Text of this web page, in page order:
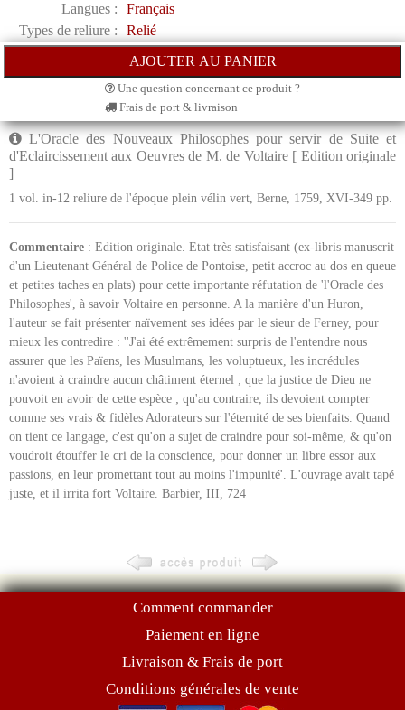
Langues :
Français
Types de reliure :
Relié
Une question concernant ce produit ?
Frais de port & livraison
L'Oracle des Nouveaux Philosophes pour servir de Suite et
d'Eclaircissement aux Oeuvres de M. de Voltaire [ Edition originale
]
1 vol. in-12 reliure de l'époque plein vélin vert, Berne, 1759, XVI-349 pp.
Commentaire : Edition originale. Etat très satisfaisant (ex-libris manuscrit
d'un Lieutenant Général de Police de Pontoise, petit accroc au dos en queue
et petites taches en plats) pour cette importante réfutation de 'l'Oracle des
Philosophes', à savoir Voltaire en personne. A la manière d'un Huron,
l'auteur se fait présenter naïvement ses idées par le sieur de Ferney, pour
mieux les contredire : ''J'ai été extrêmement surpris de l'entendre nous
assurer que les Païens, les Musulmans, les voluptueux, les incrédules
n'avoient à craindre aucun châtiment éternel ; que la justice de Dieu ne
pouvoit en avoir de cette espèce ; qu'au contraire, ils devoient compter
comme ses vrais & fidèles Adorateurs sur l'éternité de ses bienfaits. Quand
on tient ce langage, c'est qu'on a sujet de craindre pour soi-même, & qu'on
voudroit étouffer le cri de la conscience, pour donner un libre essor aux
passions, en leur promettant tout au moins l'impunité'. L'ouvrage avait tapé
juste, et il irrita fort Voltaire. Barbier, III, 724
Comment commander
Paiement en ligne
Livraison & Frais de port
Conditions générales de vente